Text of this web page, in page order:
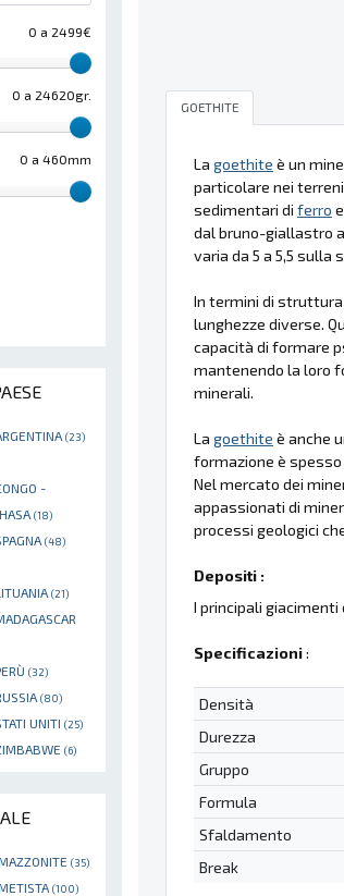
0 a 2499€
0 a 24620gr.
0 a 460mm
(23)
-
(18)
(48)
(21)
(32)
(80)
UNITI (25)
(6)
(35)
(100)
GOETHITE
La goethite è un
particolare nei
sedimentari di ferro
dal bruno-giallastro
varia da 5 a 5,5 sulla
In termini di
lunghezze diverse.
capacità di formare
mantenendo la loro
minerali.
La goethite è anche
formazione è
Nel mercato dei
appassionati di
processi geologici
Depositi :
I principali giacimenti
Specificazioni:
Densità
Durezza
Gruppo
Formula
Sfaldamento
Break